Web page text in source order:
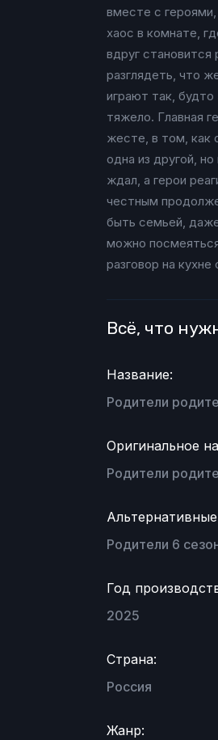
вместе с
хаос в комнате,
вдруг становится
разглядеть, что
играют так,
тяжело. Главная
жесте, в том, как
одна из другой,
ждал, а герои
честным
быть семьей,
можно
разговор на
Всё, что
Название:
Родители
Оригинальное
Родители
Родители 6
Год
2025
Страна:
Россия
Жанр: